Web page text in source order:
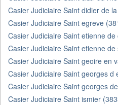
Casier Judiciaire Saint didier de
Casier Judiciaire Saint egreve
Casier Judiciaire Saint etienne
Casier Judiciaire Saint etienne
Casier Judiciaire Saint geoire en
Casier Judiciaire Saint georges d
Casier Judiciaire Saint georges
Casier Judiciaire Saint ismier